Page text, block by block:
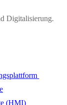
Digitalisierung.
(HMI)